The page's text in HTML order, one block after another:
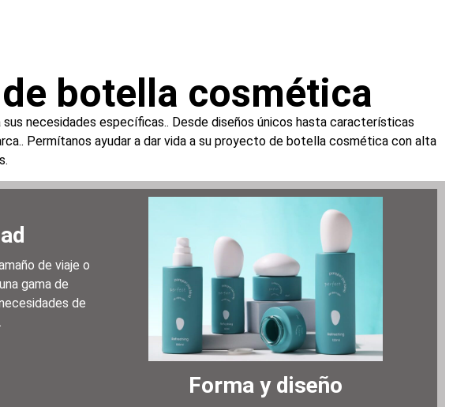
botella cosmética
necesidades específicas.. Desde diseños únicos hasta características
Permítanos ayudar a dar vida a su proyecto de botella cosmética con alta
de viaje o
gama de
de
Forma y diseño